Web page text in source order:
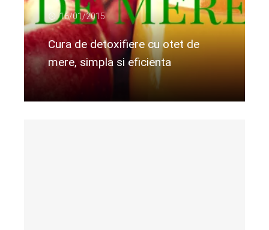
16/01/2015
Cura de detoxifiere cu otet de
mere, simpla si eficienta
Citeste mai departe...